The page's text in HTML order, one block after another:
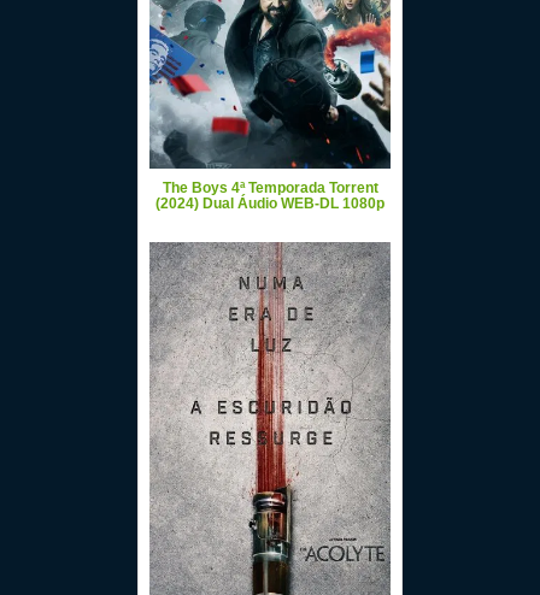
The Boys 4ª Temporada Torrent
(2024) Dual Áudio WEB-DL 1080p